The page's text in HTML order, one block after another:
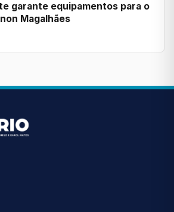
garante equipamentos para o
Magalhães